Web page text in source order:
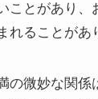
ことがあり、
れることがあ
の微妙な関係